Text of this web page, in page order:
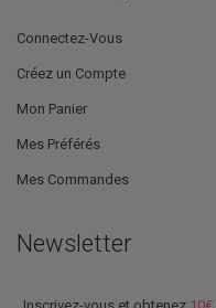
Connectez-Vous
Créez un Compte
Mon Panier
Mes Préférés
Mes Commandes
Newsletter